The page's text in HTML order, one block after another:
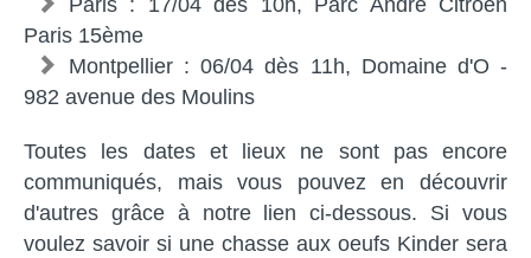
Paris : 17/04 dès 10h, Parc André Citroën
Paris 15ème
Montpellier : 06/04 dès 11h, Domaine d'O -
982 avenue des Moulins
Toutes les dates et lieux ne sont pas encore
communiqués, mais vous pouvez en découvrir
d'autres grâce à notre lien ci-dessous. Si vous
voulez savoir si une chasse aux oeufs Kinder sera